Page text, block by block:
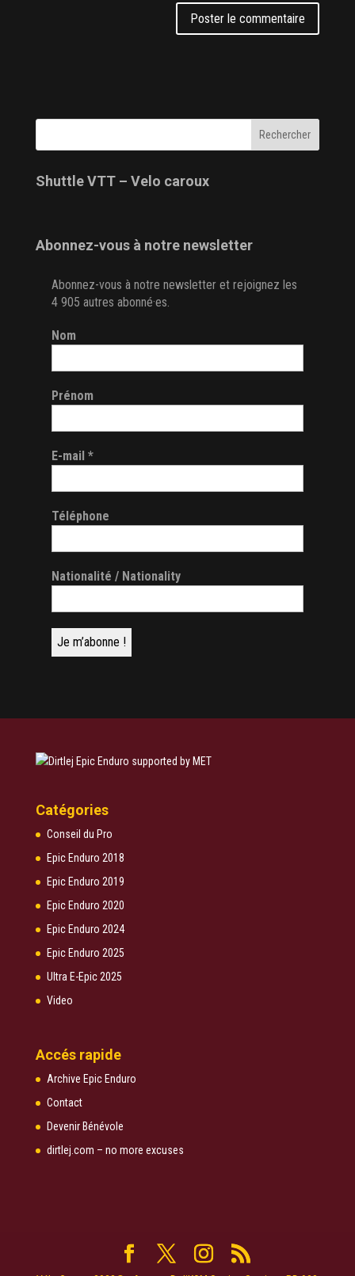
Shuttle VTT – Velo caroux
Abonnez-vous à notre newsletter
Abonnez-vous à notre newsletter et rejoignez les
4 905 autres abonné·es.
Nom
Prénom
E-mail *
Téléphone
Nationalité / Nationality
Catégories
Conseil du Pro
Epic Enduro 2018
Epic Enduro 2019
Epic Enduro 2020
Epic Enduro 2024
Epic Enduro 2025
Ultra E-Epic 2025
Video
Accés rapide
Archive Epic Enduro
Contact
Devenir Bénévole
dirtlej.com – no more excuses